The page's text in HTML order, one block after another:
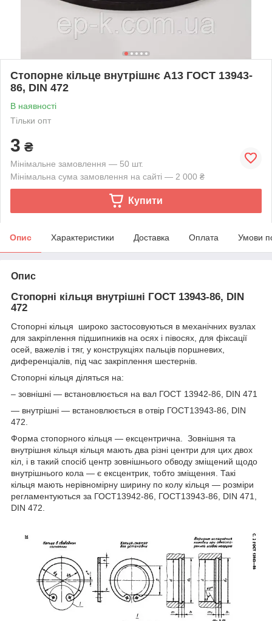
Стопорне кільце внутрішнє А13 ГОСТ 13943-
86, DIN 472
В наявності
Тільки опт
3 ₴
Мінімальне замовлення — 50 шт.
Мінімальна сума замовлення на сайті — 2 000 ₴
Купити
Опис Характеристики Доставка Оплата Умови
Опис
Стопорні кільця внутрішні ГОСТ 13943-86, DIN
472
Стопорні кільця широко застосовуються в механічних вузлах
для закріплення підшипників на осях і півосях, для фіксації
осей, важелів і тяг, у конструкціях пальців поршневих,
диференціалів, під час закріплення шестернів.
Стопорні кільця діляться на:
– зовнішні — встановлюється на вал ГОСТ 13942-86, DIN 471
— внутрішні — встановлюється в отвір ГОСТ13943-86, DIN
472.
Форма стопорного кільця — ексцентрична. Зовнішня та
внутрішня кільця кільця мають два різні центри для цих двох
кіл, і в такий спосіб центр зовнішнього обводу зміщений щодо
внутрішнього кола — є ексцентрик, тобто зміщення. Такі
кільця мають нерівномірну ширину по колу кільця — розміри
регламентуються за ГОСТ13942-86, ГОСТ13943-86, DIN 471,
DIN 472.